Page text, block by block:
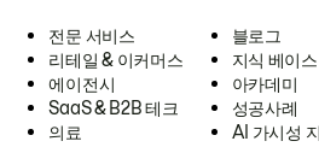
전문 서비스
리테일 & 이커머스
에이전시
SaaS & B2B 테크
의료
블로그
지식 베이스
아카데미
성공사례
AI 가시성